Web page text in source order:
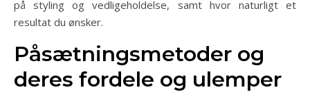
på styling og vedligeholdelse, samt hvor naturligt et
resultat du ønsker.
Påsætningsmetoder og
deres fordele og ulemper